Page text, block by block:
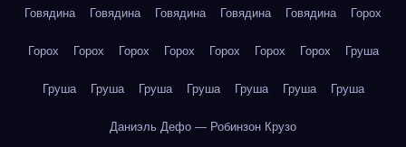
Говядина Говядина Говядина Говядина Говядина Горох
Горох Горох Горох Горох Горох Горох Горох Груша
Груша Груша Груша Груша Груша Груша Груша
Даниэль Дефо — Робинзон Крузо